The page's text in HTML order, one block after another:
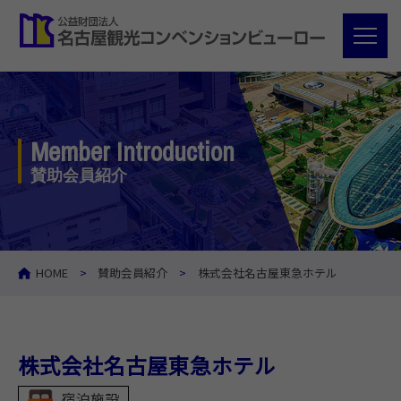
Member Introduction
賛助会員紹介
HOME 賛助会員紹介 株式会社名古屋東急ホテル
株式会社名古屋東急ホテル